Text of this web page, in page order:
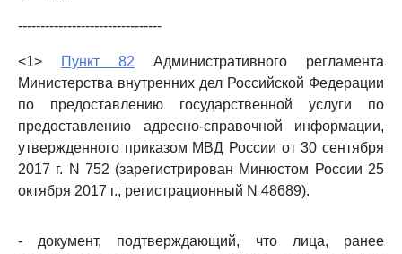
--------------------------------
<1> Пункт 82 Административного регламента
Министерства внутренних дел Российской Федерации
по предоставлению государственной услуги по
предоставлению адресно-справочной информации,
утвержденного приказом МВД России от 30 сентября
2017 г. N 752 (зарегистрирован Минюстом России 25
октября 2017 г., регистрационный N 48689).
- документ, подтверждающий, что лица, ранее